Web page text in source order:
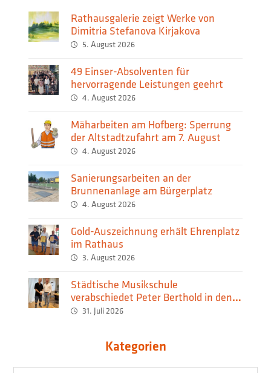
Rathausgalerie zeigt Werke von
Dimitria Stefanova Kirjakova
5. August 2026
49 Einser-Absolventen für
hervorragende Leistungen geehrt
4. August 2026
Mäharbeiten am Hofberg: Sperrung
der Altstadtzufahrt am 7. August
4. August 2026
Sanierungsarbeiten an der
Brunnenanlage am Bürgerplatz
4. August 2026
Gold-Auszeichnung erhält Ehrenplatz
im Rathaus
3. August 2026
Städtische Musikschule
verabschiedet Peter Berthold in den
Ruhestand
31. Juli 2026
Kategorien